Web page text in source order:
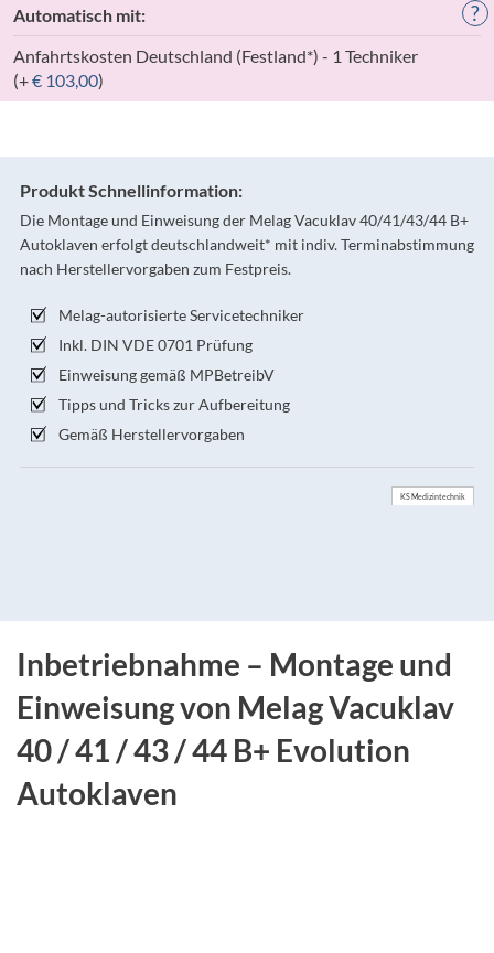
?
Automatisch mit:
Anfahrtskosten Deutschland (Festland*) - 1 Techniker
(+€ 103,00)
Produkt Schnellinformation:
Die Montage und Einweisung der Melag Vacuklav 40/41/43/44 B+
Autoklaven erfolgt deutschlandweit* mit indiv. Terminabstimmung
nach Herstellervorgaben zum Festpreis.
Melag-autorisierte Servicetechniker
Inkl. DIN VDE 0701 Prüfung
Einweisung gemäß MPBetreibV
Tipps und Tricks zur Aufbereitung
Gemäß Herstellervorgaben
KS Medizintechnik
Inbetriebnahme – Montage und
Einweisung von Melag Vacuklav
40 / 41 / 43 / 44 B+ Evolution
Autoklaven